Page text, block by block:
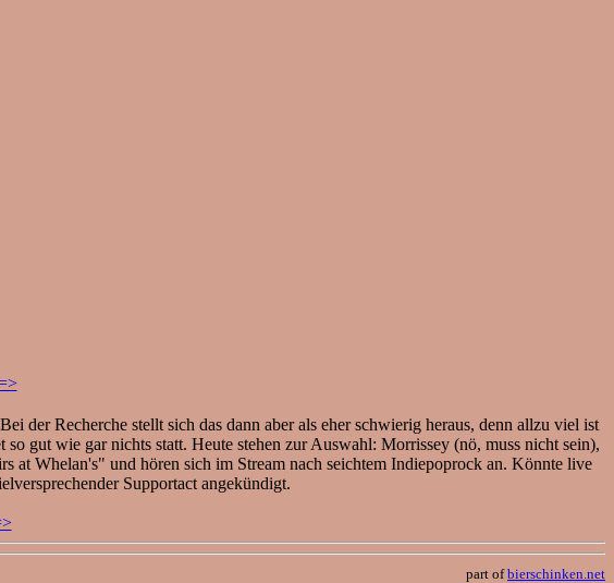
Recherche stellt sich das dann aber als eher schwierig heraus, denn allzu viel ist
gut wie gar nichts statt. Heute stehen zur Auswahl: Morrissey (nö, muss nicht sein),
Whelan's" und hören sich im Stream nach seichtem Indiepoprock an. Könnte live
Supportact angekündigt.
part ofbierschinken.net